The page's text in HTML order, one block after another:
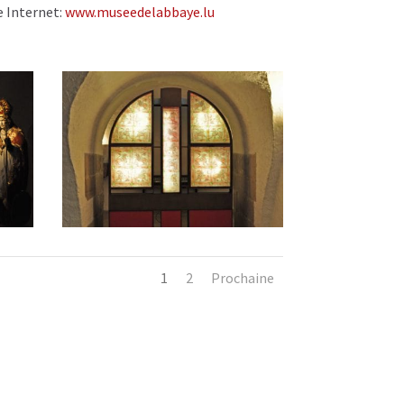
Internet: www.museedelabbaye.lu
1 2 Prochaine